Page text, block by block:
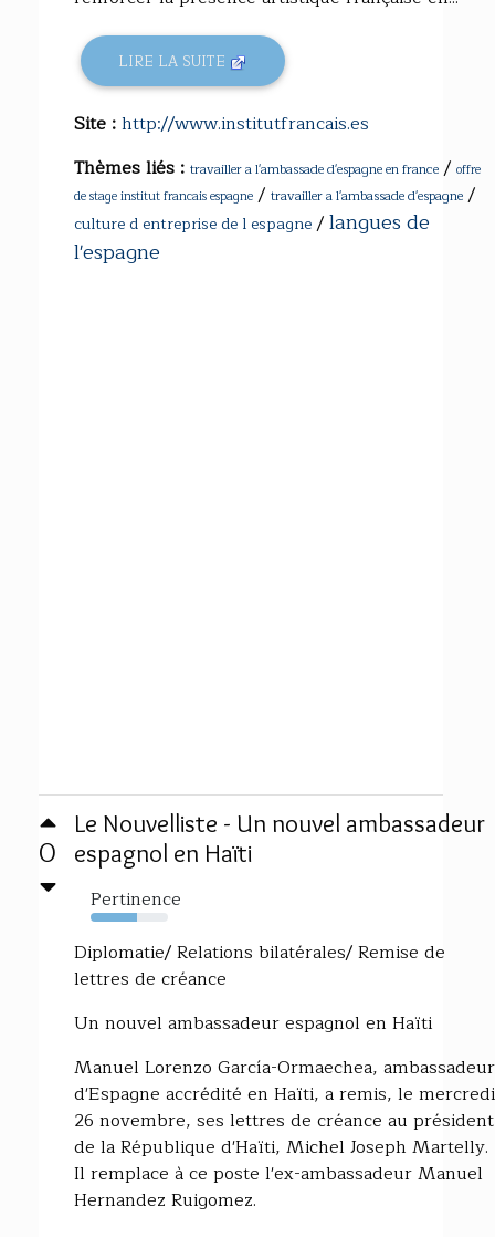
LIRE LA SUITE
Site :http://www.institutfrancais.es
Thèmes liés : travailler a l'ambassade d'espagne en france / offre
de stage institut francais espagne / travailler a l'ambassade d'espagne /
culture d entreprise de l espagne/langues de
l'espagne
0
Le Nouvelliste - Un nouvel ambassadeur
espagnol en Haïti
Pertinence
60%
Diplomatie/ Relations bilatérales/ Remise de
lettres de créance
Un nouvel ambassadeur espagnol en Haïti
Manuel Lorenzo García-Ormaechea, ambassadeur
d'Espagne accrédité en Haïti, a remis, le mercredi
26 novembre, ses lettres de créance au président
de la République d'Haïti, Michel Joseph Martelly.
Il remplace à ce poste l'ex-ambassadeur Manuel
Hernandez Ruigomez.